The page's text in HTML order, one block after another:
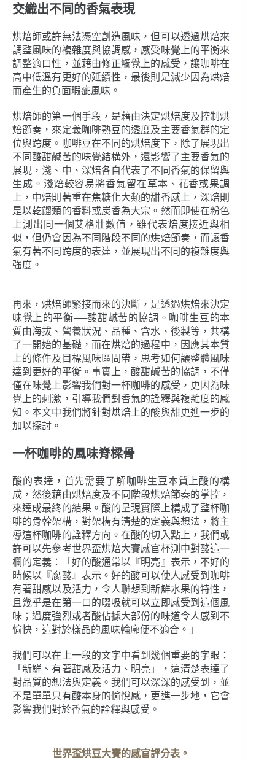
交織出不同的香氣表現
烘焙師或許無法憑空創造風味，但可以透過烘焙來
調整風味的複雜度與協調感，感受味覺上的平衡來
調整適口性，並藉由修正觸覺上的感受，讓咖啡在
高中低溫有更好的延續性，最後則是減少因為烘焙
而產生的負面瑕疵風味。
烘焙師的第一個手段，是藉由決定烘焙度及控制烘
焙節奏，來定義咖啡熟豆的透度及主要香氣群的定
位與跨度。咖啡豆在不同的烘焙度下，除了展現出
不同酸甜鹹苦的味覺結構外，還影響了主要香氣的
展現，淺、中、深焙各自代表了不同香氣的保留與
生成。淺焙較容易將香氣留在草本、花香或果調
上，中焙則著重在焦糖化大類的甜香感上，深焙則
是以乾餾類的香料或炭香為大宗。然而即使在粉色
上測出同一個艾格壯數值，雖代表焙度接近與相
似，但仍會因為不同階段不同的烘焙節奏，而讓香
氣有著不同跨度的表達，並展現出不同的複雜度與
強度。
再來，烘焙師緊接而來的決斷，是透過烘焙來決定
味覺上的平衡──酸甜鹹苦的協調。咖啡生豆的本
質由海拔、營養狀況、品種、含水、後製等，共構
了一開始的基礎，而在烘焙的過程中，因應其本質
上的條件及目標風味區間帶，思考如何讓整體風味
達到更好的平衡。事實上，酸甜鹹苦的協調，不僅
僅在味覺上影響我們對一杯咖啡的感受，更因為味
覺上的刺激，引導我們對香氣的詮釋與複雜度的感
知。本文中我們將針對烘焙上的酸與甜更進一步的
加以探討。
一杯咖啡的風味脊樑骨
酸的表達，首先需要了解咖啡生豆本質上酸的構
成，然後藉由烘焙度及不同階段烘焙節奏的掌控，
來達成最終的結果。酸的呈現實際上構成了整杯咖
啡的骨幹架構，對架構有清楚的定義與想法，將主
導這杯咖啡的詮釋方向。在酸的切入點上，我們或
許可以先參考世界盃烘焙大賽感官杯測中對酸這一
欄的定義：「好的酸通常以『明亮』表示，不好的
時候以『腐酸』表示。好的酸可以使人感受到咖啡
有著甜感以及活力，令人聯想到新鮮水果的特性，
且幾乎是在第一口的啜吸就可以立即感受到這個風
味；過度強烈或者酸佔據大部份的味道令人感到不
愉快，這對於樣品的風味輪廓便不適合。」
我們可以在上一段的文字中看到幾個重要的字眼：
「新鮮、有著甜感及活力、明亮」，這清楚表達了
對品質的想法與定義。我們可以深深的感受到，並
不是單單只有酸本身的愉悅感，更進一步地，它會
影響我們對於香氣的詮釋與感受。
世界盃烘豆大賽的感官評分表。